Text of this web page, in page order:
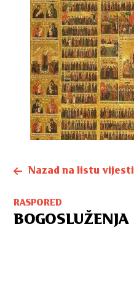
Nazad na listu vijesti
RASPORED
BOGOSLUŽENJA